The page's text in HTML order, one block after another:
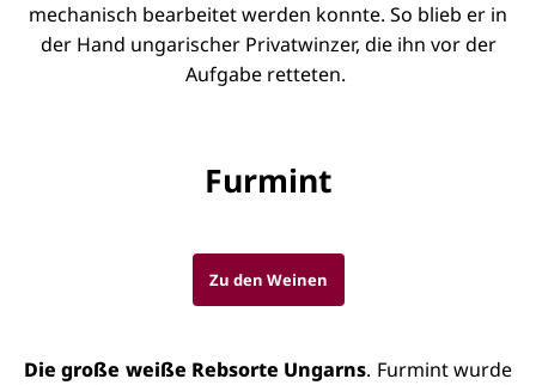
mechanisch bearbeitet werden konnte. So blieb er in
der Hand ungarischer Privatwinzer, die ihn vor der
Aufgabe retteten.
Furmint
Zu den Weinen
Die große weiße Rebsorte Ungarns. Furmint wurde